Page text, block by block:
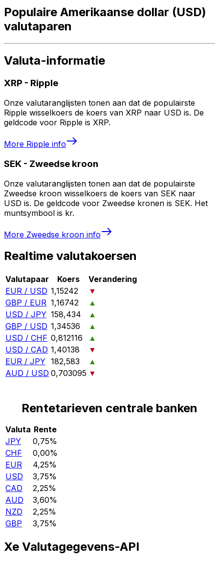
Populaire Amerikaanse dollar (USD)
valutaparen
Valuta-informatie
XRP - Ripple
Onze valutaranglijsten tonen aan dat de populairste
Ripple wisselkoers de koers van XRP naar USD is. De
geldcode voor Ripple is XRP.
More Ripple info
SEK - Zweedse kroon
Onze valutaranglijsten tonen aan dat de populairste
Zweedse kroon wisselkoers de koers van SEK naar
USD is. De geldcode voor Zweedse kronen is SEK. Het
muntsymbool is kr.
More Zweedse kroon info
Realtime valutakoersen
Valutapaar Koers
Verandering
EUR / USD 1,15242
▼
GBP / EUR 1,16742
▲
USD / JPY 158,434
▲
GBP / USD 1,34536
▲
USD / CHF 0,812116
▲
USD / CAD 1,40138
▼
EUR / JPY 182,583
▲
AUD / USD 0,703095 ▼
Rentetarieven centrale banken
Valuta Rente
JPY
0,75%
CHF
0,00%
EUR
4,25%
USD
3,75%
CAD
2,25%
AUD
3,60%
NZD
2,25%
GBP
3,75%
Xe Valutagegevens-API